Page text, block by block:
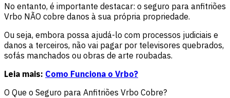
No entanto, é importante destacar: o seguro para anfitriões
Vrbo NÃO cobre danos à sua própria propriedade.
Ou seja, embora possa ajudá-lo com processos judiciais e
danos a terceiros, não vai pagar por televisores quebrados,
sofás manchados ou obras de arte roubadas.
Leia mais: Como Funciona o Vrbo?
O Que o Seguro para Anfitriões Vrbo Cobre?